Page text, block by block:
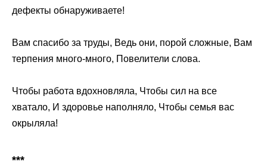
дефекты обнаруживаете!
Вам спасибо за труды, Ведь они, порой сложные, Вам
терпения много-много, Повелители слова.
Чтобы работа вдохновляла, Чтобы сил на все
хватало, И здоровье наполняло, Чтобы семья вас
окрыляла!
***